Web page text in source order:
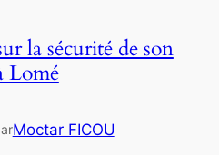
la sécurité de son
Lomé
Moctar FICOU